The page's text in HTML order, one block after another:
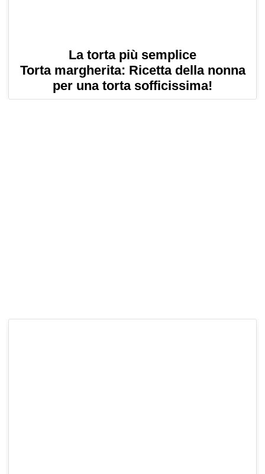
La torta più semplice
Torta margherita: Ricetta della nonna
per una torta sofficissima!